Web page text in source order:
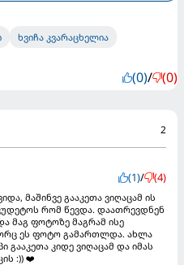
ხვიჩა კვარაცხელია
(0)/ (0)
2
(1)/ (4)
მაშინვე გააკეთა ვიღაცამ ის
რომ წევდა. დაათრევდნენ
მაგ ფოტოზე მაგრამ ისე
ეს ფოტო გამართლდა. ახლა
კიდე ვიღაცამ და იმას
:)) ❤️